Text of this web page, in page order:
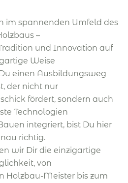
im spannenden Umfeld des
–
und Innovation auf
Weise
einen Ausbildungsweg
der nicht nur
fördert, sondern auch
Technologien
integriert, bist Du hier
richtig.
wir Dir die einzigartige
von
Holzbau-Meister bis zum